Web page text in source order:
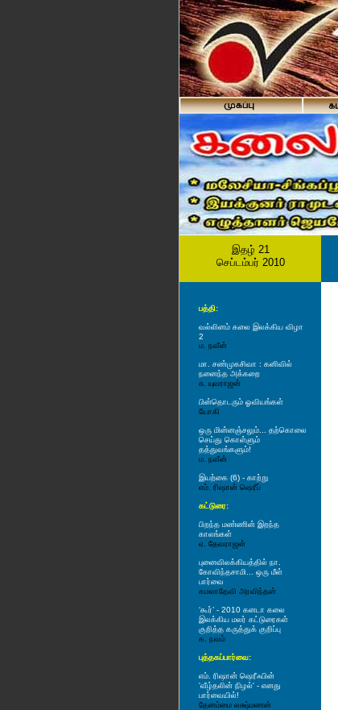
இதழ் 21
செப்டம்பர் 2010
பத்தி:
வல்லினம் க‌லை இல‌க்கிய‌ விழா
2
ம. நவீன்
மா. சண்முகசிவா : கனிவில்
நனைந்த அக்கறை
சு. யுவராஜன்
பின்தொட‌ரும் ஓவிய‌ங்க‌ள்
யோகி
ஒரு மின்ன‌ஞ்ச‌லும்... த‌ற்கொலை
செய்து கொள்ளும்
த‌த்துவ‌ங்க‌ளும்!
ம‌. ந‌வீன்
இயற்கை (6) - காற்று
எம். ரிஷான் ஷெரீப்
கட்டுரை:
பிறந்த மண்ணின் இறந்த
காலங்கள்
ஏ. தேவராஜன்
புனைவிலக்கியத்தில் நா.
கோவிந்தசாமி... ஒரு மீள்
பார்வை
கமலாதேவி அரவிந்தன்
‘கூர்’ - 2010 கனடா கலை
இலக்கிய மலர் கட்டுரைகள்
குறித்த கருத்துக் குறிப்பு
க. நவம்
புத்தகப்பார்வை:
எம். ரிஷான் ஷெரீஃபின்
'வீழ்தலின் நிழல்' - எனது
பார்வையில்!
தேனம்மை லக்ஷ்மணன்